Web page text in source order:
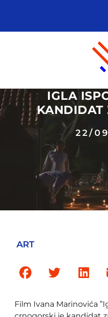
IGLA
KANDIDAT
22/
ART
Film Ivana Marinovića